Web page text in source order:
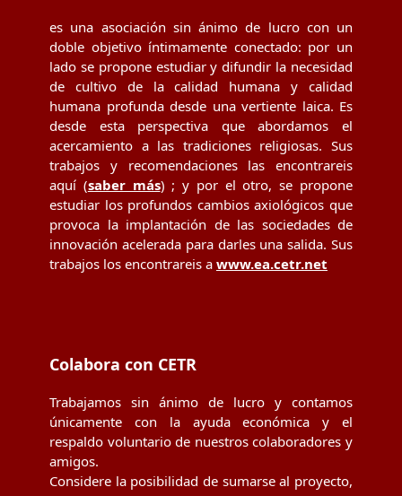
es una asociación sin ánimo de lucro con un
doble objetivo íntimamente conectado: por un
lado se propone estudiar y difundir la necesidad
de cultivo de la calidad humana y calidad
humana profunda desde una vertiente laica. Es
desde esta perspectiva que abordamos el
acercamiento a las tradiciones religiosas. Sus
trabajos y recomendaciones las encontrareis
aquí (saber más) ; y por el otro, se propone
estudiar los profundos cambios axiológicos que
provoca la implantación de las sociedades de
innovación acelerada para darles una salida. Sus
trabajos los encontrareis a www.ea.cetr.net
Colabora con CETR
Trabajamos sin ánimo de lucro y contamos
únicamente con la ayuda económica y el
respaldo voluntario de nuestros colaboradores y
amigos.
Considere la posibilidad de sumarse al proyecto,